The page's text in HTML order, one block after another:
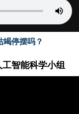
竭停摆吗？
工智能科学小组